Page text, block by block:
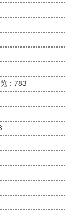
标准
（依据中等流
编组，采用
以达到每小时4
地使用行动电
票系统，同
和验票，各
通方式的换
：783